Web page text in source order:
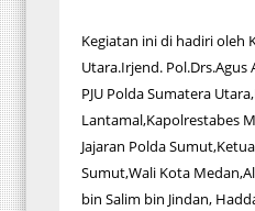
Kegiatan ini di hadiri oleh
Utara.Irjend.
PJU Polda Sumatera
Lantamal,Kapolrestabes
Jajaran Polda
Sumut,Wali Kota
bin Salim bin Jindan,